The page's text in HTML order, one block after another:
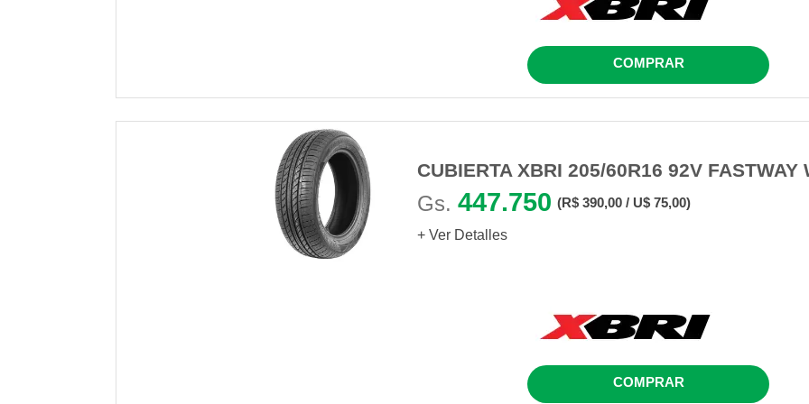
COMPRAR
CUBIERTA XBRI 205/60R16 92V FASTWAY
Gs. 447.750 (R$ 390,00 / U$ 75,00)
+ Ver Detalles
COMPRAR